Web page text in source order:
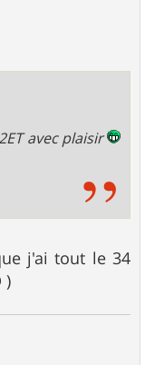
avec plaisir
j'ai tout le 34
)